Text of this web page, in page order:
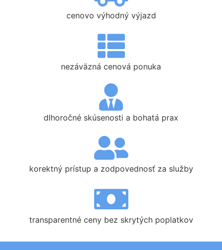
cenovo výhodný výjazd
nezáväzná cenová ponuka
dlhoročné skúsenosti a bohatá prax
korektný prístup a zodpovednosť za služby
transparentné ceny bez skrytých poplatkov